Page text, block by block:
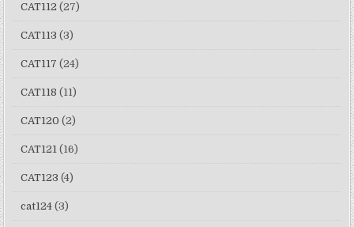
CAT112 (27)
CAT113 (3)
CAT117 (24)
CAT118 (11)
CAT120 (2)
CAT121 (16)
CAT123 (4)
cat124 (3)